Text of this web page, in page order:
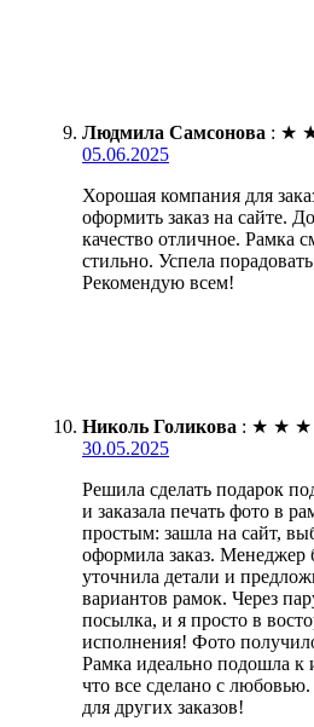
Людмила Самсонова : ★
05.06.2025
Хорошая компания для
оформить заказ на сайте.
качество отличное. Рамка
стильно. Успела
Рекомендую всем!
Николь Голикова : ★ ★ ★
30.05.2025
Решила сделать подарок
и заказала печать фото в
простым: зашла на сайт,
оформила заказ. Менеджер
уточнила детали и
вариантов рамок. Через
посылка, и я просто в
исполнения! Фото
Рамка идеально подошла к
что все сделано с
для других заказов!